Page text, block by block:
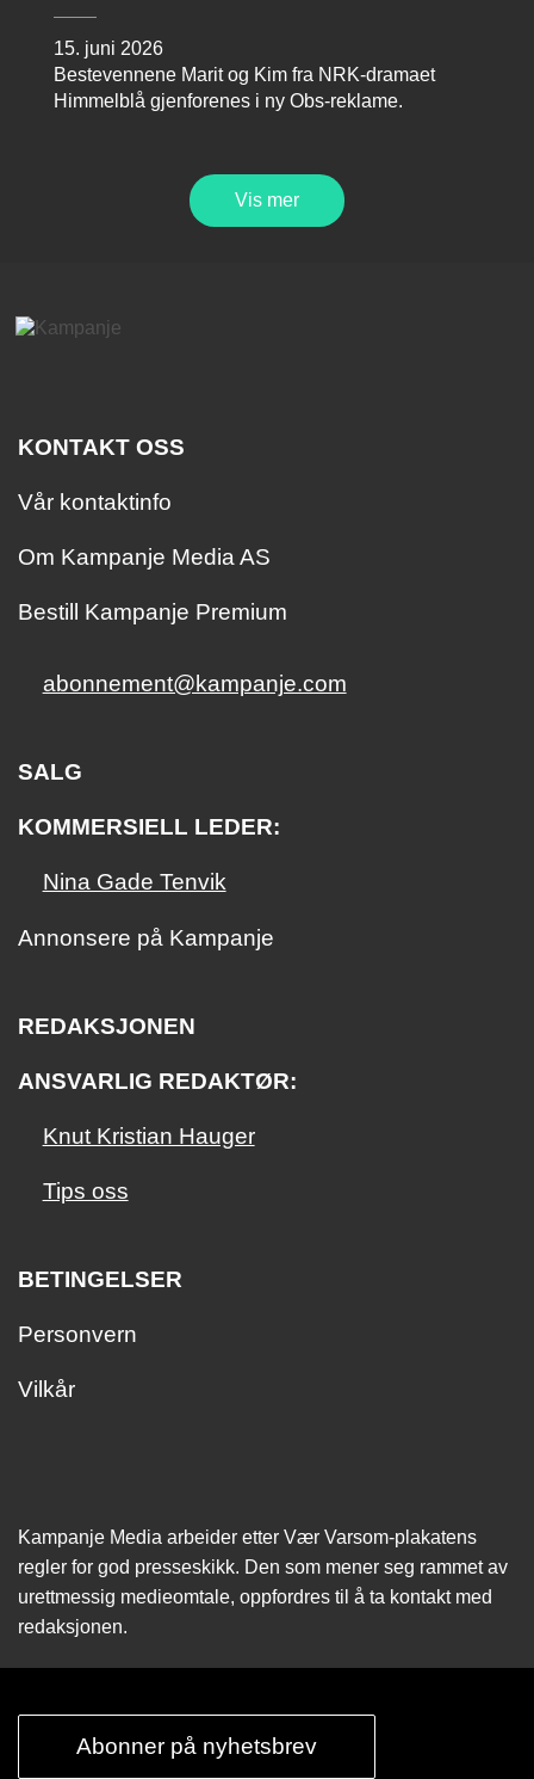
15. juni 2026
Bestevennene Marit og Kim fra NRK-dramaet
Himmelblå gjenforenes i ny Obs-reklame.
Vis mer
KONTAKT OSS
Vår kontaktinfo
Om Kampanje Media AS
Bestill Kampanje Premium
abonnement@kampanje.com
SALG
KOMMERSIELL LEDER:
Nina Gade Tenvik
Annonsere på Kampanje
REDAKSJONEN
ANSVARLIG REDAKTØR:
Knut Kristian Hauger
Tips oss
BETINGELSER
Personvern
Vilkår
Kampanje Media arbeider etter Vær Varsom-plakatens
regler for god presseskikk. Den som mener seg rammet av
urettmessig medie­omtale, oppfordres til å ta kontakt med
redaksjonen.
Abonner på nyhetsbrev